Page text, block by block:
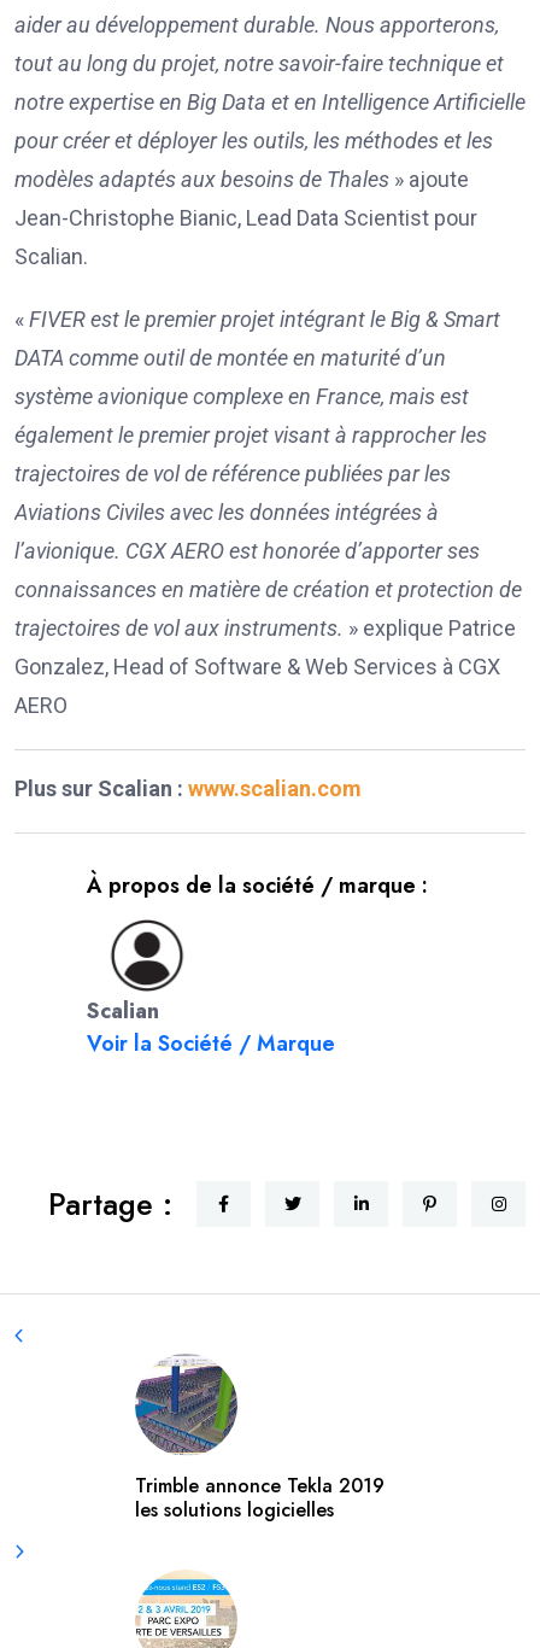
aider au développement durable. Nous apporterons,
tout au long du projet, notre savoir-faire technique et
notre expertise en Big Data et en Intelligence Artificielle
pour créer et déployer les outils, les méthodes et les
modèles adaptés aux besoins de Thales » ajoute
Jean-Christophe Bianic, Lead Data Scientist pour
Scalian.
«FIVER est le premier projet intégrant le Big & Smart
DATA comme outil de montée en maturité d’un
système avionique complexe en France, mais est
également le premier projet visant à rapprocher les
trajectoires de vol de référence publiées par les
Aviations Civiles avec les données intégrées à
l’avionique. CGX AERO est honorée d’apporter ses
connaissances en matière de création et protection de
trajectoires de vol aux instruments. » explique Patrice
Gonzalez, Head of Software & Web Services à CGX
AERO
Plus sur Scalian : www.scalian.com
À propos de la société / marque :
Scalian
Voir la Société / Marque
Partage :
Trimble annonce Tekla 2019
les solutions logicielles